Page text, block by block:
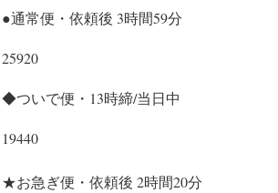
●通常便・依頼後 3時間59分
25920
◆ついで便・13時締/当日中
19440
★お急ぎ便・依頼後 2時間20分